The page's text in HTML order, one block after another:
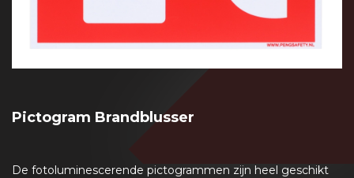
Pictogram Brandblusser
De fotoluminescerende pictogrammen zijn heel geschikt